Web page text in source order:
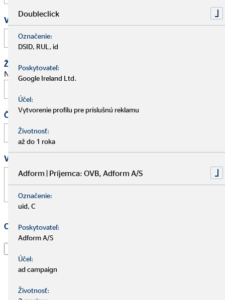
Vaše telefónne číslo
Žiadosť o schôdzku
Navrhnite stretnutie na osobný pohovor.
Čas
Vaša správa
Ochrana osobných údajov
tým, že spoločnosť OVB Allfinanz Slovensko a.s. použije
informácie a kontaktné údaje, ktoré som uviedol, aby
nej a spracoval moju žiadosť. To platí najmä pre použitie
Doubleclick
Označenie:
DSID, RUL, id
Poskytovateľ:
Google Ireland Ltd.
Účel:
Vytvorenie profilu pre príslušnú reklamu
Životnosť:
až do 1 roka
Adform | Príjemca: OVB, Adform A/S
Označenie:
uid, C
Poskytovateľ:
Adform A/S
Účel:
ad campaign
Životnosť: